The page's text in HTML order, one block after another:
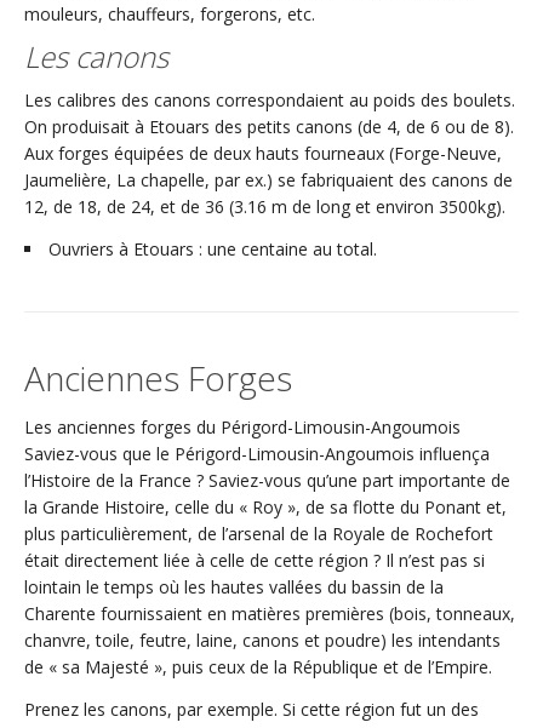
mouleurs, chauffeurs, forgerons, etc.
Les canons
Les calibres des canons correspondaient au poids des boulets.
On produisait à Etouars des petits canons (de 4, de 6 ou de 8).
Aux forges équipées de deux hauts fourneaux (Forge-Neuve,
Jaumelière, La chapelle, par ex.) se fabriquaient des canons de
12, de 18, de 24, et de 36 (3.16 m de long et environ 3500kg).
Ouvriers à Etouars : une centaine au total.
Anciennes Forges
Les anciennes forges du Périgord-Limousin-Angoumois
Saviez-vous que le Périgord-Limousin-Angoumois influença
l’Histoire de la France ? Saviez-vous qu’une part importante de
la Grande Histoire, celle du « Roy », de sa flotte du Ponant et,
plus particulièrement, de l’arsenal de la Royale de Rochefort
était directement liée à celle de cette région ? Il n’est pas si
lointain le temps où les hautes vallées du bassin de la
Charente fournissaient en matières premières (bois, tonneaux,
chanvre, toile, feutre, laine, canons et poudre) les intendants
de « sa Majesté », puis ceux de la République et de l’Empire.
Prenez les canons, par exemple. Si cette région fut un des